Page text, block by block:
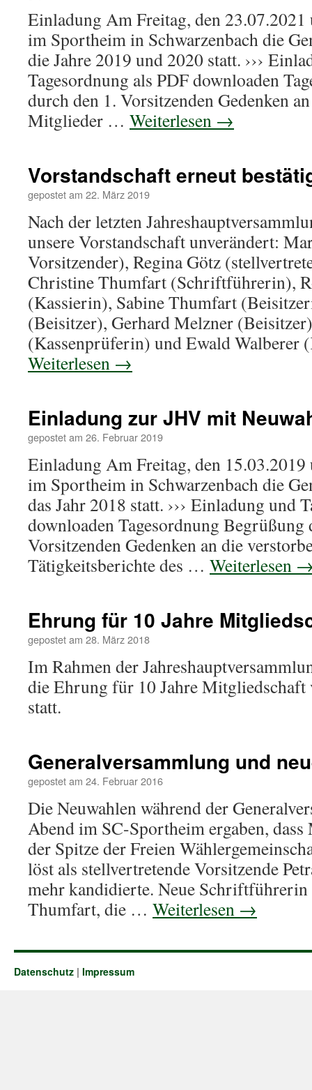
Einladung Am Freitag, den
im Sportheim in Schwarzenbach die
die Jahre 2019 und 2020 statt. ›››
Tagesordnung als PDF downloaden
durch den 1. Vorsitzenden Gedenken
Mitglieder … Weiterlesen →
Vorstandschaft erneut
gepostet am 22. März 2019
Nach der letzten
unsere Vorstandschaft unverändert:
Vorsitzender), Regina Götz
Christine Thumfart (Schriftführerin),
(Kassierin), Sabine Thumfart
(Beisitzer), Gerhard Melzner
(Kassenprüferin) und Ewald
Weiterlesen →
Einladung zur JHV mit
gepostet am 26. Februar 2019
Einladung Am Freitag, den
im Sportheim in Schwarzenbach die
das Jahr 2018 statt. ››› Einladung und
downloaden Tagesordnung Begrüßung
Vorsitzenden Gedenken an die
Tätigkeitsberichte des … Weiterlesen
Ehrung für 10 Jahre
gepostet am 28. März 2018
Im Rahmen der
die Ehrung für 10 Jahre
statt.
Generalversammlung und
gepostet am 24. Februar 2016
Die Neuwahlen während der
Abend im SC-Sportheim ergaben,
der Spitze der Freien
löst als stellvertretende Vorsitzende
mehr kandidierte. Neue
Thumfart, die … Weiterlesen →
Datenschutz | Impressum